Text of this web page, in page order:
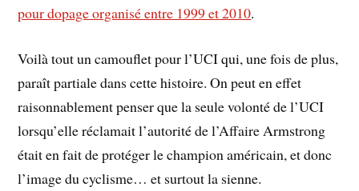
pour dopage organisé entre 1999 et 2010.
Voilà tout un camouflet pour l’UCI qui, une fois de plus,
paraît partiale dans cette histoire. On peut en effet
raisonnablement penser que la seule volonté de l’UCI
lorsqu’elle réclamait l’autorité de l’Affaire Armstrong
était en fait de protéger le champion américain, et donc
l’image du cyclisme… et surtout la sienne.